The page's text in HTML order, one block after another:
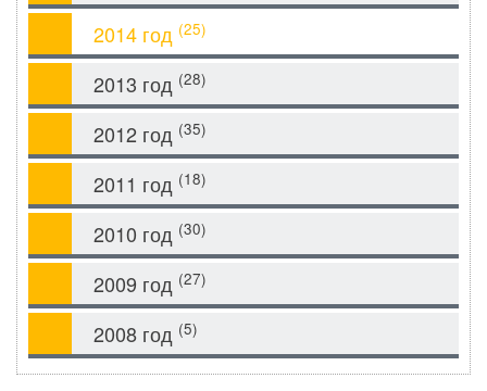
2014 год (25)
2013 год (28)
2012 год (35)
2011 год (18)
2010 год (30)
2009 год (27)
2008 год (5)